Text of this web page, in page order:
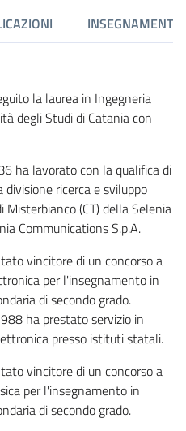
INSEGNAMENTI
la laurea in Ingegneria
degli Studi di Catania con
ha lavorato con la qualifica di
ricerca e sviluppo
(CT) della Selenia
Communications S.p.A.
vincitore di un concorso a
per l'insegnamento in
di secondo grado.
ha prestato servizio in
presso istituti statali.
vincitore di un concorso a
per l'insegnamento in
di secondo grado.